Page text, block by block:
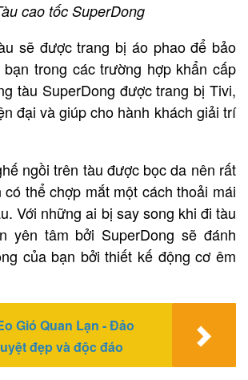
cao tốc SuperDong
sẽ được trang bị áo phao để bảo
trong các trường hợp khẩn cấp
tàu SuperDong được trang bị Tivi,
đại và giúp cho hành khách giải trí
ngồi trên tàu được bọc da nên rất
thể chợp mắt một cách thoải mái
Với những ai bị say song khi đi tàu
yên tâm bởi SuperDong sẽ đánh
của bạn bởi thiết kế động cơ êm
Gió Quan Lạn - Đảo
đẹp và độc đáo